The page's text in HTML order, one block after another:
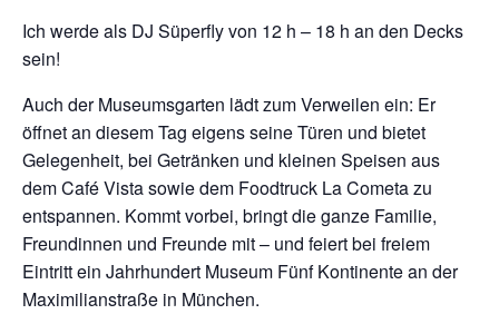
Ich werde als DJ Süperfly von 12 h – 18 h an den Decks
sein!
Auch der Museumsgarten lädt zum Verweilen ein: Er
öffnet an diesem Tag eigens seine Türen und bietet
Gelegenheit, bei Getränken und kleinen Speisen aus
dem Café Vista sowie dem Foodtruck La Cometa zu
entspannen. Kommt vorbei, bringt die ganze Familie,
Freundinnen und Freunde mit – und feiert bei freiem
Eintritt ein Jahrhundert Museum Fünf Kontinente an der
Maximilianstraße in München.